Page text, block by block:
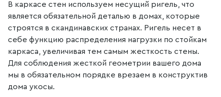
В каркасе стен используем несущий ригель, что
является обязательной деталью в домах, которые
строятся в скандинавских странах. Ригель несет в
себе функцию распределения нагрузки по стойкам
каркаса, увеличивая тем самым жесткость стены.
Для соблюдения жесткой геометрии вашего дома
мы в обязательном порядке врезаем в конструктив
дома укосы.